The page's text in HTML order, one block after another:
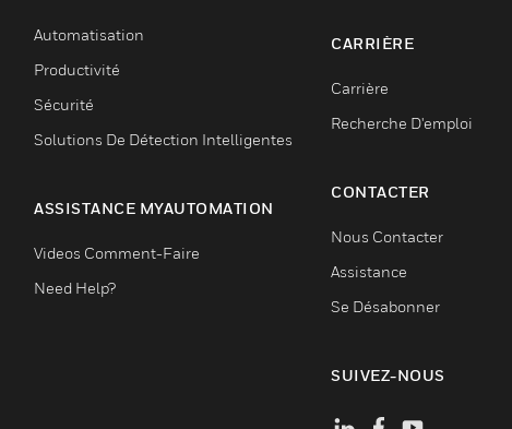
Automatisation
Productivité
Sécurité
Solutions De Détection Intelligentes
ASSISTANCE MYAUTOMATION
Videos Comment-Faire
Need Help?
CARRIÈRE
Carrière
Recherche D'emploi
CONTACTER
Nous Contacter
Assistance
Se Désabonner
SUIVEZ-NOUS